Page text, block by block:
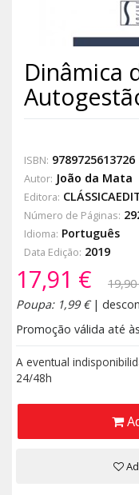
Dinâmica
ISBN: 9789725613726
Autor: João da Mata
Editora:
Número de Páginas:
Idioma: Português
Data Edição: 2019
17,91 €
Poupa: 1,99 €|
Promoção válida até
A eventual
24/48h